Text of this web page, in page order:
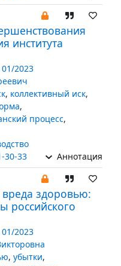
института
2023
, коллективный иск,
,
процесс,
30-33 Аннотация
здоровью:
российского
2023
, убытки,